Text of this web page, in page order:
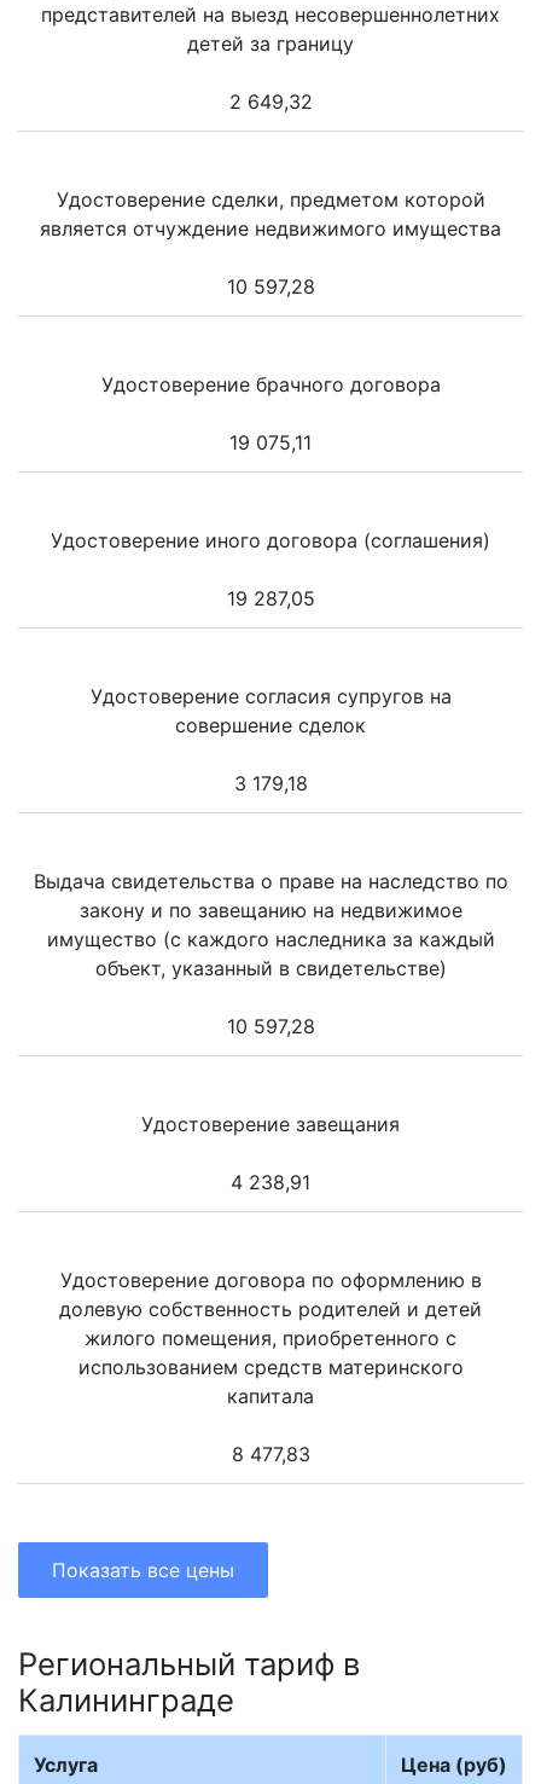
представителей на выезд несовершеннолетних
детей за границу
2 649,32
Удостоверение сделки, предметом которой
является отчуждение недвижимого имущества
10 597,28
Удостоверение брачного договора
19 075,11
Удостоверение иного договора (соглашения)
19 287,05
Удостоверение согласия супругов на
совершение сделок
3 179,18
Выдача свидетельства о праве на наследство по
закону и по завещанию на недвижимое
имущество (с каждого наследника за каждый
объект, указанный в свидетельстве)
10 597,28
Удостоверение завещания
4 238,91
Удостоверение договора по оформлению в
долевую собственность родителей и детей
жилого помещения, приобретенного с
использованием средств материнского
капитала
8 477,83
Показать все цены
Региональный тариф в
Калининграде
Услуга Цена (руб)